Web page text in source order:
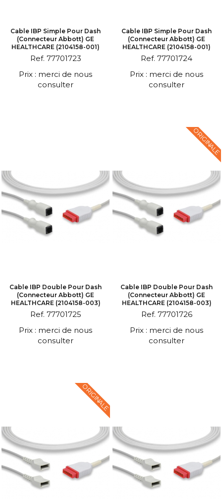
Cable IBP Simple Pour Dash
(connecteur Abbott) GE
HEALTHCARE (2104158-001)
Ref. 77701723
Prix : merci de nous
consulter
Cable IBP Simple Pour Dash
(connecteur Abbott) GE
HEALTHCARE (2104158-001)
Ref. 77701724
Prix : merci de nous
consulter
Cable IBP Double Pour Dash
(connecteur Abbott) GE
HEALTHCARE (2104158-003)
Ref. 77701725
Prix : merci de nous
consulter
ORIGINALE
Cable IBP Double Pour Dash
(connecteur Abbott) GE
HEALTHCARE (2104158-003)
Ref. 77701726
Prix : merci de nous
consulter
ORIGINALE